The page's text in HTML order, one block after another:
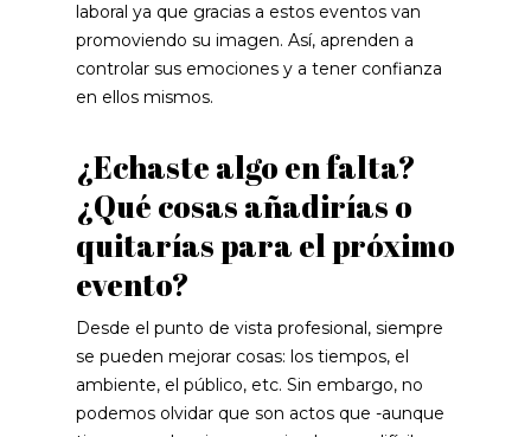
laboral ya que gracias a estos eventos van
promoviendo su imagen. Así, aprenden a
controlar sus emociones y a tener confianza
en ellos mismos.
¿Echaste algo en falta?
¿Qué cosas añadirías o
quitarías para el próximo
evento?
Desde el punto de vista profesional, siempre
se pueden mejorar cosas: los tiempos, el
ambiente, el público, etc. Sin embargo, no
podemos olvidar que son actos que -aunque